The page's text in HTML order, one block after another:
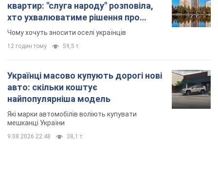
квартир: "слуга народу" розповіла,
хто ухвалюватиме рішення про
знесення будинків
Чому хочуть зносити оселі українців
12 годин тому 59,5 т.
Українці масово купують дорогі нові
авто: скільки коштує
найпопулярніша модель
Які марки автомобілів воліють купувати
мешканці України
9.08.2026 22:48 38,1 т.